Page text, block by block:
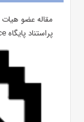
مقاله عضو
پراستناد پایگاه web of science